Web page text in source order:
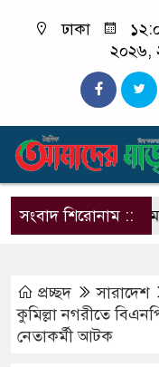
ঢাকা
২০২৬,
সংবাদ শিরোনাম ::
হাছান
প্রচ্ছদ
সারাদেশ
কুমিল্লা নগরীতে
নেতাকর্মী আটক